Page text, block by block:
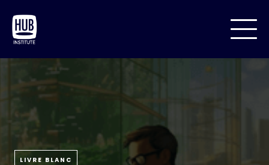
LIVRE BLANC